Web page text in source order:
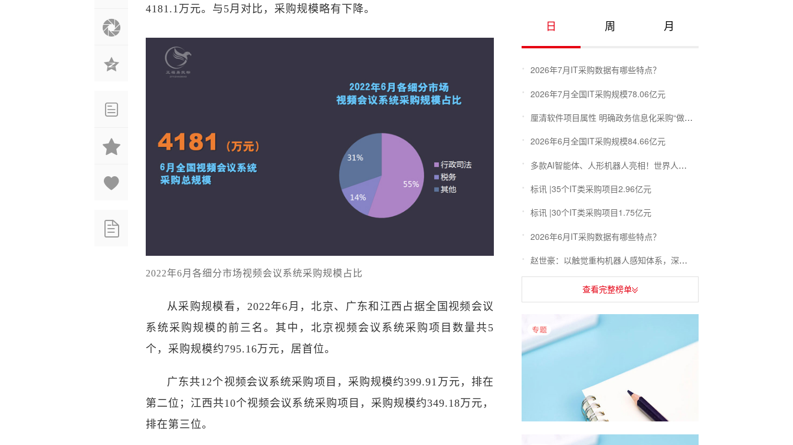
4181.1万元。与5月对比，采购规模略有下降。
2022年6月各细分市场视频会议系统采购规模占比
从采购规模看，2022年6月，北京、广东和江西占据全国视频会议
系统采购规模的前三名。其中，北京视频会议系统采购项目数量共5
个，采购规模约795.16万元，居首位。
广东共12个视频会议系统采购项目，采购规模约399.91万元，排在
第二位；江西共10个视频会议系统采购项目，采购规模约349.18万元，
排在第三位。
日 周 月
2026年7月IT采购数据有哪些特点？
2026年7月全国IT采购规模78.06亿元
厘清软件项目属性 明确政务信息化采购“做什么、交什么”
2026年6月全国IT采购规模84.66亿元
多款AI智能体、人形机器人亮相！世界人工智能大会勾勒产业发展新图景
标讯 |35个IT类采购项目2.96亿元
标讯 |30个IT类采购项目1.75亿元
2026年6月IT采购数据有哪些特点？
赵世豪：以触觉重构机器人感知体系，深耕多场景落地赋能产业升级
查看完整榜单
5月物业采购数据有哪些特点？